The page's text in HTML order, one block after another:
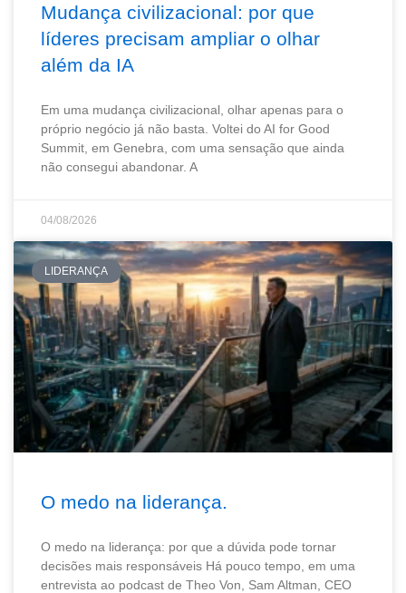
Mudança civilizacional: por que
líderes precisam ampliar o olhar
além da IA
Em uma mudança civilizacional, olhar apenas para o
próprio negócio já não basta. Voltei do AI for Good
Summit, em Genebra, com uma sensação que ainda
não consegui abandonar. A
04/08/2026
LIDERANÇA
O medo na liderança.
O medo na liderança: por que a dúvida pode tornar
decisões mais responsáveis Há pouco tempo, em uma
entrevista ao podcast de Theo Von, Sam Altman, CEO